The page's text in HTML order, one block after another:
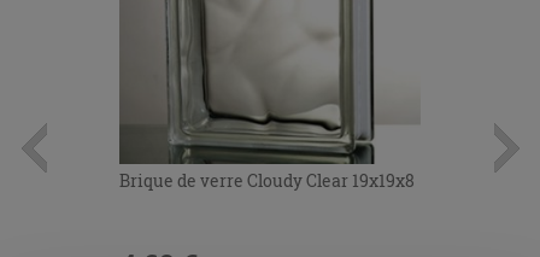
Brique de verre Cloudy Clear 19x19x8